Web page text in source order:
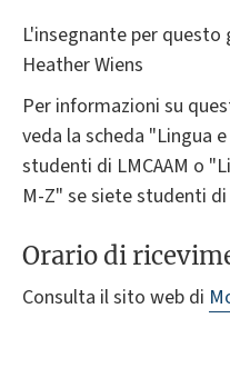
L'insegnante per
Heather Wiens
Per informazioni su
veda la scheda "Lingua
studenti di LMCAAM o
M-Z" se siete studenti di
Orario di
Consulta il sito web di